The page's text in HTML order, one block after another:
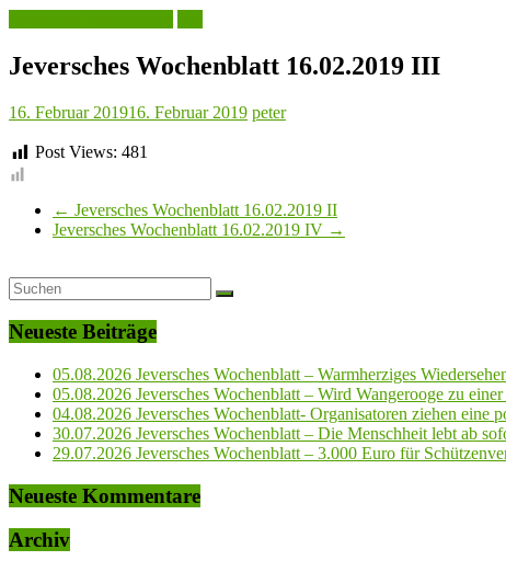
Jeversches Wochenblatt 16.02.2019 III
16. Februar 201916. Februar 2019 peter
Post Views: 481
← Jeversches Wochenblatt 16.02.2019 II
Jeversches Wochenblatt 16.02.2019 IV →
Neueste Beiträge
05.08.2026 Jeversches Wochenblatt – Warmherziges
05.08.2026 Jeversches Wochenblatt – Wird Wangerooge zu
04.08.2026 Jeversches Wochenblatt- Organisatoren ziehen eine
30.07.2026 Jeversches Wochenblatt – Die Menschheit lebt ab
29.07.2026 Jeversches Wochenblatt – 3.000 Euro für
Neueste Kommentare
Archiv